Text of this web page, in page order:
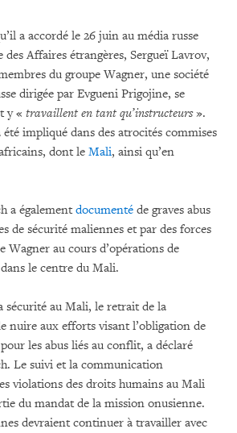
a accordé le 26 juin au média russe
Affaires étrangères, Sergueï Lavrov,
du groupe Wagner, une société
dirigée par Evgueni Prigojine, se
y « travaillent en tant qu’instructeurs».
impliqué dans des atrocités commises
dont le Mali, ainsi qu’en
a également documenté de graves abus
de sécurité maliennes et par des forces
Wagner au cours d’opérations de
le centre du Mali.
sécurité au Mali, le retrait de la
nuire aux efforts visant l’obligation de
les abus liés au conflit, a déclaré
Le suivi et la communication
violations des droits humains au Mali
du mandat de la mission onusienne.
devraient continuer à travailler avec